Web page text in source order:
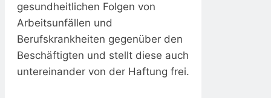
gesundheitlichen Folgen von
Arbeitsunfällen und
Berufskrankheiten gegenüber den
Beschäftigten und stellt diese auch
untereinander von der Haftung frei.